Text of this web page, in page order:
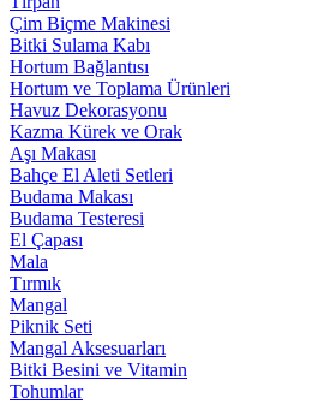
Çim Biçme Makinesi
Bitki Sulama Kabı
Hortum Bağlantısı
Hortum ve Toplama Ürünleri
Havuz Dekorasyonu
Kazma Kürek ve Orak
Aşı Makası
Bahçe El Aleti Setleri
Budama Makası
Budama Testeresi
El Çapası
Mala
Tırmık
Mangal
Piknik Seti
Mangal Aksesuarları
Bitki Besini ve Vitamin
Tohumlar